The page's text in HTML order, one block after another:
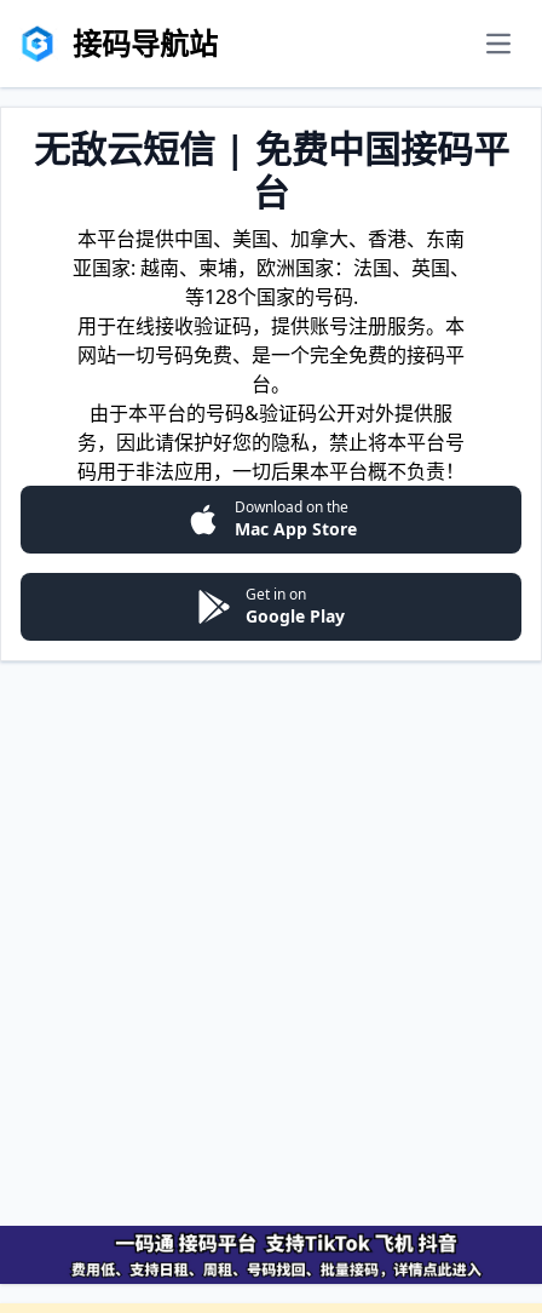
接码导航站
无敌云短信 | 免费中国接码平
台
本平台提供中国、美国、加拿大、香港、东南
亚国家: 越南、柬埔，欧洲国家：法国、英国、
等128个国家的号码.
用于在线接收验证码，提供账号注册服务。本
网站一切号码免费、是一个完全免费的接码平
台。
由于本平台的号码&验证码公开对外提供服
务，因此请保护好您的隐私，禁止将本平台号
码用于非法应用，一切后果本平台概不负责！
Download on the
Mac App Store
Get in on
Google Play